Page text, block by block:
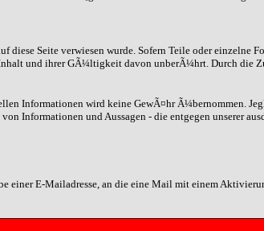
diese Seite verwiesen wurde. Sofern Teile oder
und ihrer GÃ¼ltigkeit davon unberÃ¼hrt. Durch die
Informationen wird keine GewÃ¤hr Ã¼bernommen.
Informationen und Aussagen - die entgegen unserer
einer E-Mailadresse, an die eine Mail mit einem